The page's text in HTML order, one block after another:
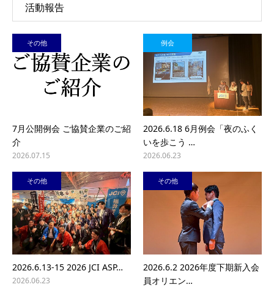
活動報告
その他
7月公開例会 ご協賛企業のご紹
介
2026.07.15
例会
2026.6.18 6月例会「夜のふく
いを歩こう …
2026.06.23
その他
2026.6.13-15 2026 JCI ASP…
2026.06.23
その他
2026.6.2 2026年度下期新入会
員オリエン…